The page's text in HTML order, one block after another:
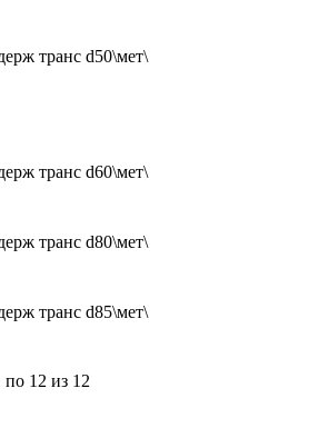
транс d50\мет\
транс d60\мет\
транс d80\мет\
транс d85\мет\
12 из 12